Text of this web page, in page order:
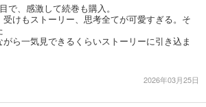
で、感激して続巻も購入。
けもストーリー、思考全てが可愛すぎる。そ
ら一気見できるくらいストーリーに引き込ま
2026年03月25日